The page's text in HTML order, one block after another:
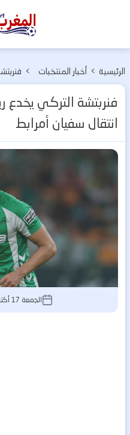
المغرب
الرئيسية > أخبار المنتخبات
>
فنربتشة التركي
انتقال سفيان أمرابط
الجمعة 17 أكتوبر 2025, 9:26 صباحًا